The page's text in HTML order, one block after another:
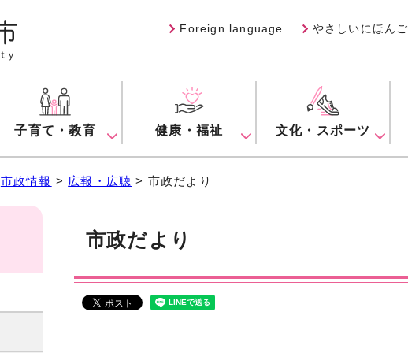
Foreign language やさしいにほんご
子育て・教育 健康・福祉 文化・スポーツ
市政情報 > 広報・広聴 > 市政だより
市政だより